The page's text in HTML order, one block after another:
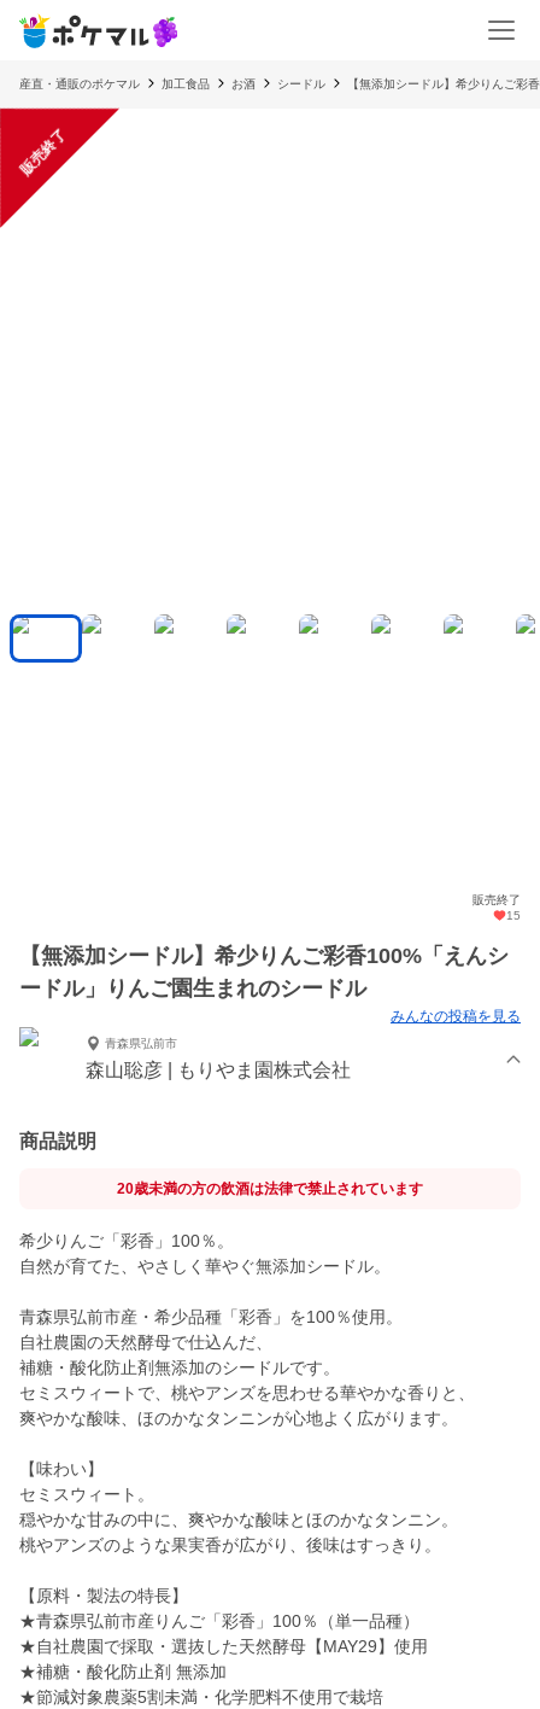
産直・通販のポケマル 加工食品 お酒 シードル 【無添加シードル】希少りんご彩
販売終了
販売終了
15
【無添加シードル】希少りんご彩香100%「えんシ
ードル」りんご園生まれのシードル
みんなの投稿を見る
青森県弘前市
森山聡彦 | もりやま園株式会社
商品説明
20歳未満の方の飲酒は法律で禁止されています
希少りんご「彩香」100％。
自然が育てた、やさしく華やぐ無添加シードル。
青森県弘前市産・希少品種「彩香」を100％使用。
自社農園の天然酵母で仕込んだ、
補糖・酸化防止剤無添加のシードルです。
セミスウィートで、桃やアンズを思わせる華やかな香りと、
爽やかな酸味、ほのかなタンニンが心地よく広がります。
【味わい】
セミスウィート。
穏やかな甘みの中に、爽やかな酸味とほのかなタンニン。
桃やアンズのような果実香が広がり、後味はすっきり。
【原料・製法の特長】
★青森県弘前市産りんご「彩香」100％（単一品種）
★自社農園で採取・選抜した天然酵母【MAY29】使用
★補糖・酸化防止剤 無添加
★節減対象農薬5割未満・化学肥料不使用で栽培